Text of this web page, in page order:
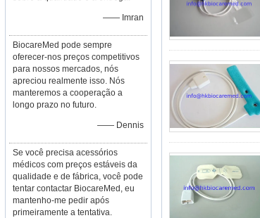
—— Imran
BiocareMed pode sempre
oferecer-nos preços competitivos
para nossos mercados, nós
apreciou realmente isso. Nós
manteremos a cooperação a
longo prazo no futuro.
—— Dennis
Se você precisa acessórios
médicos com preços estáveis da
qualidade e de fábrica, você pode
tentar contactar BiocareMed, eu
mantenho-me pedir após
primeiramente a tentativa.